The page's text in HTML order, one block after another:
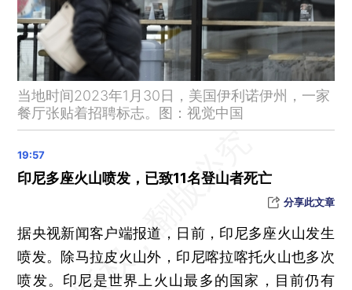
斯诺克英锦赛丁俊晖获亚军 奥沙利文夺第八冠
晨读荐闻（国内、国际、市场消息25条）
呼吸道疾病高峰期，药物供需情况如何？
中盐旗下“两碱”公司废液晾晒场威胁柴达木盆地生态
良品铺子大规模产品降价 零食竞争加剧
当地时间2023年1月30日，美国伊利诺伊州，一家
餐厅张贴着招聘标志。图：视觉中国
印尼多座火山喷发，已致11名登山者死亡
分享此文章
据央视新闻客户端报道，日前，印尼多座火山发生
喷发。除马拉皮火山外，印尼喀拉喀托火山也多次
喷发。印尼是世界上火山最多的国家，目前仍有